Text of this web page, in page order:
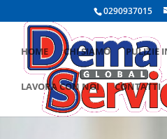
0290937015
HOME CHI SIAMO PULIZIE
LAVORA CON NOI CONTATTI